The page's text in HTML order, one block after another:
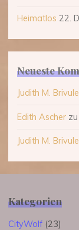
Heimatlos 22.
Neueste
Judith M.
Edith Ascherzu
Judith M.
Kategorien
CityWolf (23)